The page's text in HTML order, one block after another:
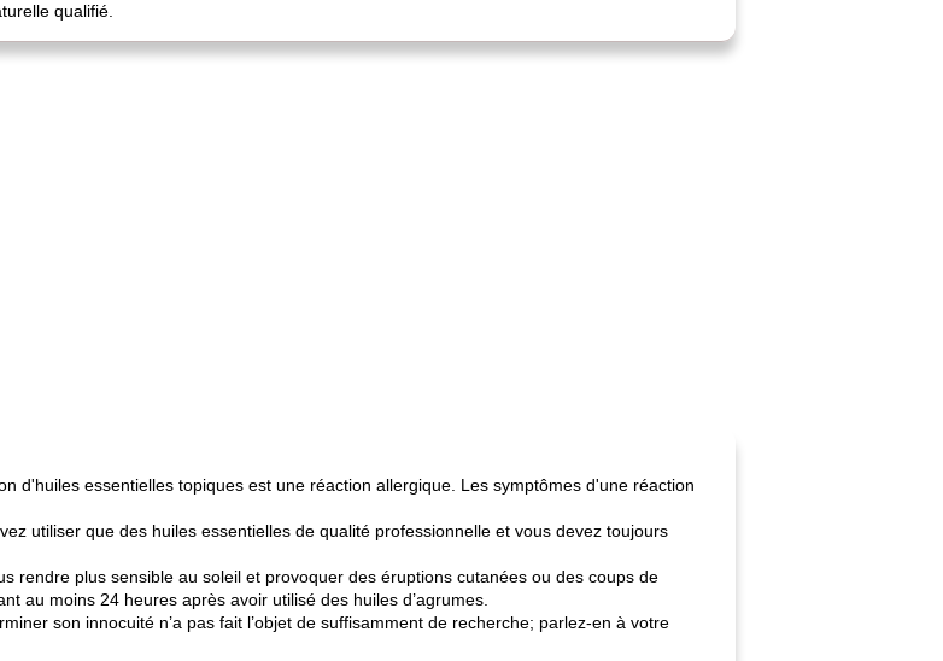
qualifié.
d'huiles essentielles topiques est une réaction allergique. Les symptômes d'une réaction
utiliser que des huiles essentielles de qualité professionnelle et vous devez toujours
rendre plus sensible au soleil et provoquer des éruptions cutanées ou des coups de
au moins 24 heures après avoir utilisé des huiles d’agrumes.
son innocuité n’a pas fait l’objet de suffisamment de recherche; parlez-en à votre